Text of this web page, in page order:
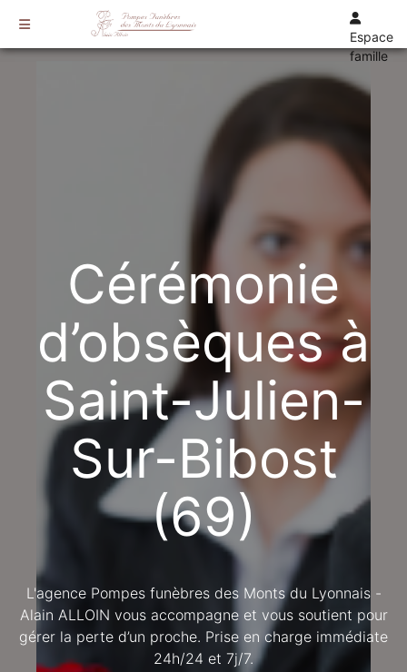
Espace
famille
AGENCES
CRAPONNE
VAUGNERAY
LENTILLY
LA TOUR-DE-SALVAGNY
Cérémonie
d’obsèques à
Saint-Julien-
Sur-Bibost
(69)
L'agence Pompes funèbres des Monts du Lyonnais -
Alain ALLOIN vous accompagne et vous soutient pour
gérer la perte d’un proche. Prise en charge immédiate
24h/24 et 7j/7.